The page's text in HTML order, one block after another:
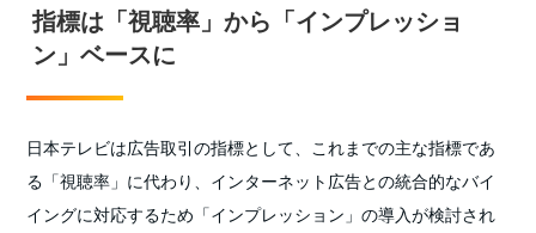
指標は「視聴率」から「インプレッショ
ン」ベースに
日本テレビは広告取引の指標として、これまでの主な指標であ
る「視聴率」に代わり、インターネット広告との統合的なバイ
イングに対応するため「インプレッション」の導入が検討され